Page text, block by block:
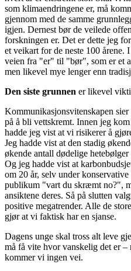
som klimaendringene er, må
gjennom med de samme
igjen. Dernest bør de veilede
forskningen er. Det er dette jeg
et veikart for de neste 100 årene.
veien fra "er" til "bør", som er et
men likevel mye lenger enn
Den siste grunnen er likevel
Kommunikasjonsvitenskapen
på å bli vettskremt. Innen jeg
hadde jeg vist at vi risikerer å
Jeg hadde vist at den stadig
økende antall dødelige
Og jeg hadde vist at
om 20 år, selv under
publikum "vart du skræmt no?",
ansiktene deres. Så på slutten
positive megatrender. Alle de
gjør at vi faktisk har en sjanse.
Dagens unge skal tross alt leve
må få vite hvor vanskelig det er –
kommer vi ingen vei.